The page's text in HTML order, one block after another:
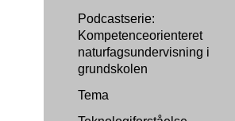
Podcastserie:
Kompetenceorienteret
naturfagsundervisning i
grundskolen
Tema